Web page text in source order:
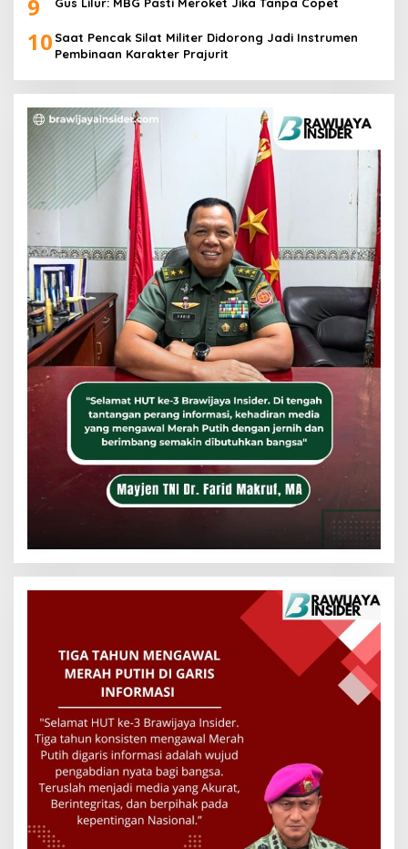
9 Gus Lilur: MBG Pasti Meroket Jika Tanpa Copet
10 Saat Pencak Silat Militer Didorong Jadi Instrumen
Pembinaan Karakter Prajurit